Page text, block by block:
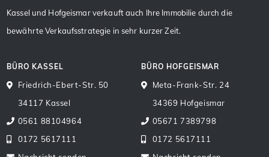
Kassel und Hofgeismar verkauft auch Ihre Immobilie durch die
bewährte Verkaufsstrategie in sehr kurzer Zeit.
BÜRO KASSEL
Friedrich-Ebert-Str. 50
34117 Kassel
0561 88104964
0172 5617111
BÜRO HOFGEISMAR
Meta-Frank-Str. 24
34369 Hofgeismar
05671 7389798
0172 5617111